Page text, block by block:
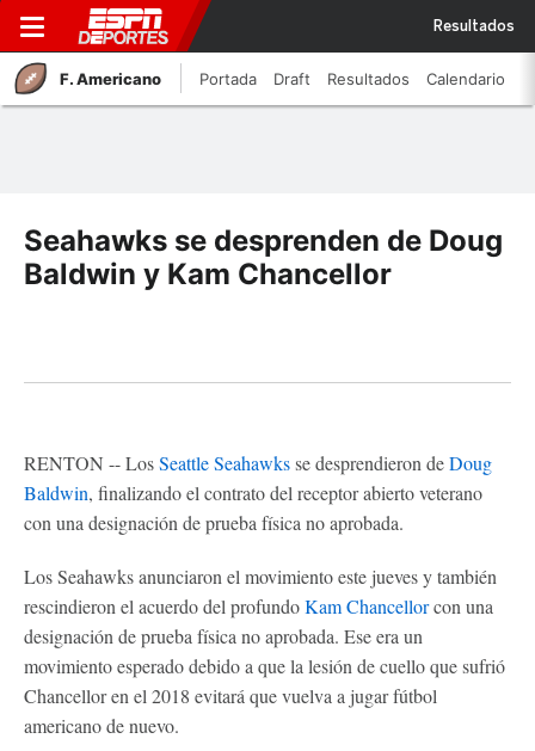
Resultados
F. Americano Portada Draft Resultados Calendario
Seahawks se desprenden de Doug
Baldwin y Kam Chancellor
RENTON -- LosSeattle Seahawksse desprendieron deDoug
Baldwin, finalizando el contrato del receptor abierto veterano
con una designación de prueba física no aprobada.
Los Seahawks anunciaron el movimiento este jueves y también
rescindieron el acuerdo del profundoKam Chancellorcon una
designación de prueba física no aprobada. Ese era un
movimiento esperado debido a que la lesión de cuello que sufrió
Chancellor en el 2018 evitará que vuelva a jugar fútbol
americano de nuevo.